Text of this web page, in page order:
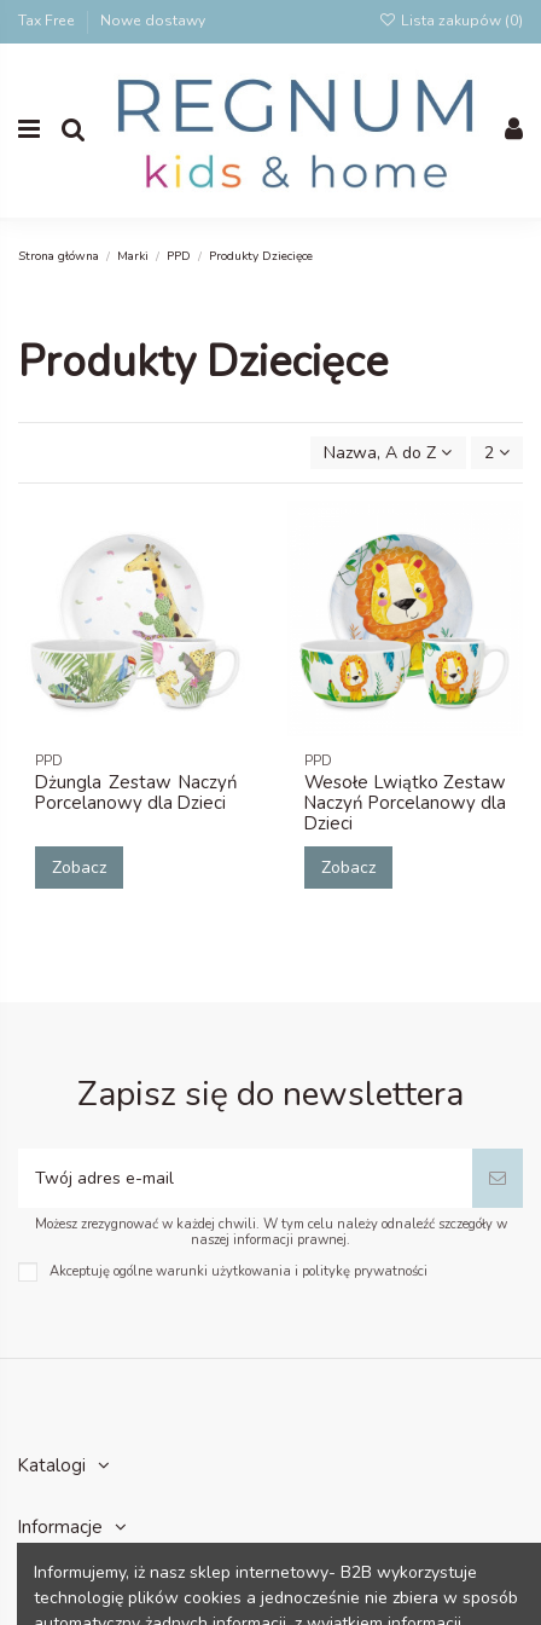
Tax Free Nowe dostawy Lista zakupów (0)
Strona główna Marki PPD Produkty Dziecięce
Produkty Dziecięce
Nazwa, A do Z 2
PPD
Dżungla Zestaw Naczyń
Porcelanowy dla Dzieci
Zobacz
PPD
Wesołe Lwiątko Zestaw
Naczyń Porcelanowy dla
Dzieci
Zobacz
Zapisz się do newslettera
Możesz zrezygnować w każdej chwili. W tym celu należy odnaleźć szczegóły w
naszej informacji prawnej.
Akceptuję ogólne warunki użytkowania i politykę prywatności
Katalogi
Informacje
Konto
Informujemy, iż nasz sklep internetowy- B2B wykorzystuje
technologię plików cookies a jednocześnie nie zbiera w sposób